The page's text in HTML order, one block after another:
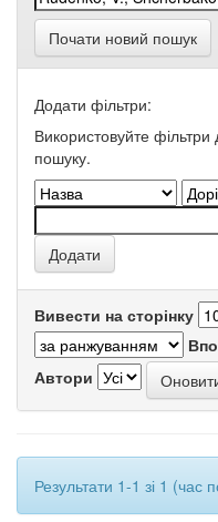
Почати новий пошук
Додати фільтри:
Використовуйте фільтри
пошуку.
Вивести на сторінку
Автори
Результати 1-1 зі 1 (час